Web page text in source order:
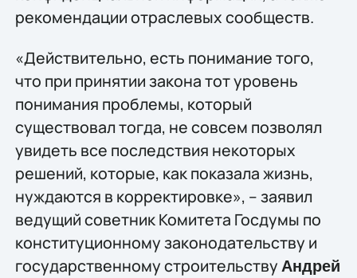
рекомендации отраслевых сообществ.
«Действительно, есть понимание того,
что при принятии закона тот уровень
понимания проблемы, который
существовал тогда, не совсем позволял
увидеть все последствия некоторых
решений, которые, как показала жизнь,
нуждаются в корректировке», – заявил
ведущий советник Комитета Госдумы по
конституционному законодательству и
государственному строительству Андрей